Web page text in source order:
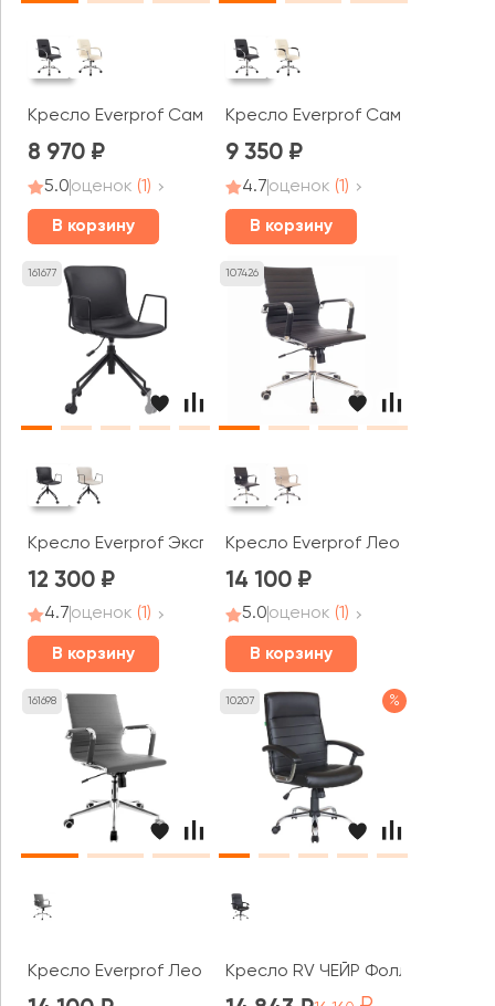
Кресло Everprof Самба Т / Samba T
8 970
5.0оценок (1)
В корзину
Кресло Everprof Самба Вуд Т /
9 350
4.7оценок (1)
В корзину
161677
Кресло Everprof Экспо / Expo
12 300
4.7оценок (1)
В корзину
107426
Кресло Everprof Лео Т / Leo T
14 100
5.0оценок (1)
В корзину
161698
Кресло Everprof Лео Т / Leo T
10207 %
Кресло RV ЧЕЙР Фолли / Folly